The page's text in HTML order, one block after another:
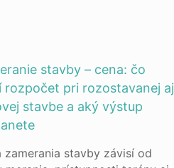
stavby – cena: čo
rozpočet pri rozostavanej aj
stavbe a aký výstup
zamerania stavby závisí od